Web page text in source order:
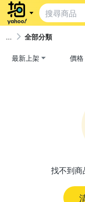
全部分類
最新上架 價格
找不到商